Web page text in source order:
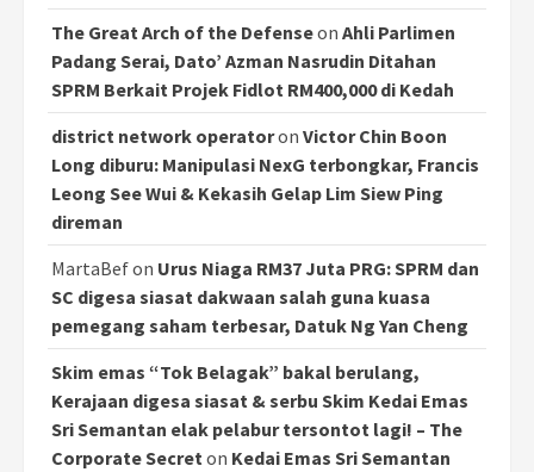
The Great Arch of the Defenseon Ahli Parlimen
Padang Serai, Dato’ Azman Nasrudin Ditahan
SPRM Berkait Projek Fidlot RM400,000 di Kedah
district network operatoron Victor Chin Boon
Long diburu: Manipulasi NexG terbongkar, Francis
Leong See Wui & Kekasih Gelap Lim Siew Ping
direman
MartaBefon Urus Niaga RM37 Juta PRG: SPRM dan
SC digesa siasat dakwaan salah guna kuasa
pemegang saham terbesar, Datuk Ng Yan Cheng
Skim emas “Tok Belagak” bakal berulang,
Kerajaan digesa siasat & serbu Skim Kedai Emas
Sri Semantan elak pelabur tersontot lagi! – The
Corporate Secreton Kedai Emas Sri Semantan